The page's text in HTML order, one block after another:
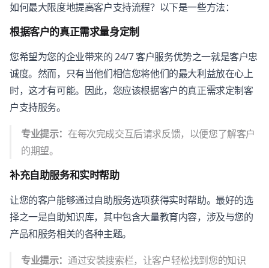
如何最大限度地提高客户支持流程？以下是一些方法：
根据客户的真正需求量身定制
您希望为您的企业带来的 24/7 客户服务优势之一就是客户忠
诚度。然而，只有当他们相信您将他们的最大利益放在心上
时，这才有可能。因此，您应该根据客户的真正需求定制客
户支持服务。
专业提示： 在每次完成交互后请求反馈，以便您了解客户
的期望。
补充自助服务和实时帮助
让您的客户能够通过自助服务选项获得实时帮助。最好的选
择之一是自助知识库，其中包含大量教育内容，涉及与您的
产品和服务相关的各种主题。
专业提示： 通过安装搜索栏，让客户轻松找到您的知识